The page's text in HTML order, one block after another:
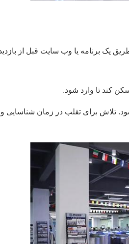
تلاش برای تقلب در زمان شناسایی